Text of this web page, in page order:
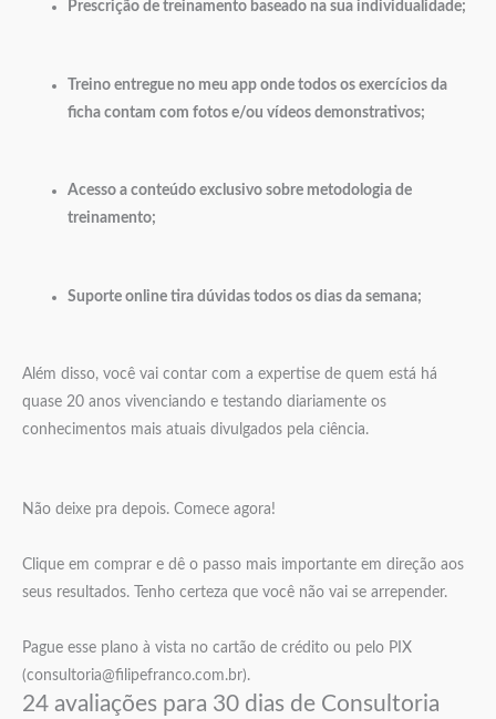
Prescrição de treinamento baseado na sua individualidade;
Treino entregue no meu app onde todos os exercícios da
ficha contam com fotos e/ou vídeos demonstrativos;
Acesso a conteúdo exclusivo sobre metodologia de
treinamento;
Suporte online tira dúvidas todos os dias da semana;
Além disso, você vai contar com a expertise de quem está há
quase 20 anos vivenciando e testando diariamente os
conhecimentos mais atuais divulgados pela ciência.
Não deixe pra depois. Comece agora!
Clique em comprar e dê o passo mais importante em direção aos
seus resultados. Tenho certeza que você não vai se arrepender.
Pague esse plano à vista no cartão de crédito ou pelo PIX
(consultoria@filipefranco.com.br).
24 avaliações para 30 dias de Consultoria